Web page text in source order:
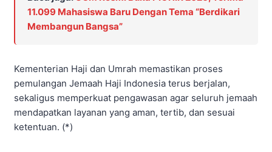
11.099 Mahasiswa Baru Dengan Tema “Berdikari
Membangun Bangsa”
Kementerian Haji dan Umrah memastikan proses
pemulangan Jemaah Haji Indonesia terus berjalan,
sekaligus memperkuat pengawasan agar seluruh jemaah
mendapatkan layanan yang aman, tertib, dan sesuai
ketentuan. (*)